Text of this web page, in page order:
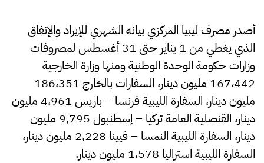
أصدر مصرف ليبيا المركزي بيانه الشهري للإيراد والإنفاق
الذي يغطي من 1 يناير حتى 31 أغسطس لمصروفات
وزارات حكومة الوحدة الوطنية ومنها وزارة الخارجية
167،442 مليون دينار، السفارات بالخارج 186،351
مليون دينار، السفارة الليبية فرنسا – باريس 4،961 مليون
دينار، القنصلية العامة تركيا – إسطنبول 9,795 مليون
دينار، السفارة الليبية النمسا – فيينا 2,228 مليون دينار،
السفارة الليبية استراليا 1،578 مليون دينار.